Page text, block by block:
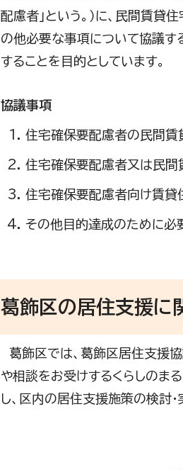
配慮者」という。）に、民間賃
の他必要な事項について協議す
することを目的としています。
協議事項
住宅確保要配慮者の民間賃
住宅確保要配慮者又は民間
住宅確保要配慮者向け賃貸
その他目的達成のために必
葛飾区の居住支援に
葛飾区では、葛飾区居住支援
や相談をお受けするくらしのま
し、区内の居住支援施策の検討・